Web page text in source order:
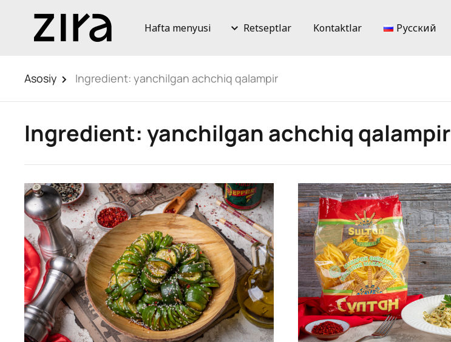
Hafta menyusi Retseptlar Kontaktlar Русский
Asosiy Ingredient: yanchilgan achchiq qalampir
Ingredient: yanchilgan achchiq qalampir